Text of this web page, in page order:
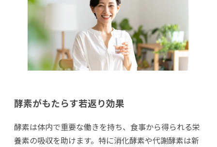
酵素がもたらす若返り効果
酵素は体内で重要な働きを持ち、食事から得られる栄
養素の吸収を助けます。特に消化酵素や代謝酵素は新